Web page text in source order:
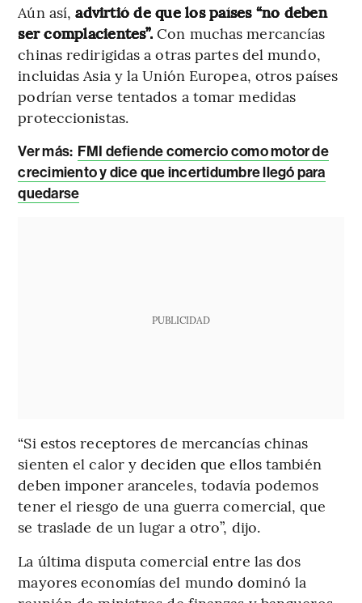
Aún así,advirtió de que los países “no deben
ser complacientes”.Con muchas mercancías
chinas redirigidas a otras partes del mundo,
incluidas Asia y la Unión Europea, otros países
podrían verse tentados a tomar medidas
proteccionistas.
Ver más: FMI defiende comercio como motor de
crecimiento y dice que incertidumbre llegó para
quedarse
PUBLICIDAD
“Si estos receptores de mercancías chinas
sienten el calor y deciden que ellos también
deben imponer aranceles, todavía podemos
tener el riesgo de una guerra comercial, que
se traslade de un lugar a otro”, dijo.
La última disputa comercial entre las dos
mayores economías del mundo dominó la